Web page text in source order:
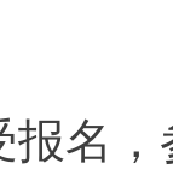
报名